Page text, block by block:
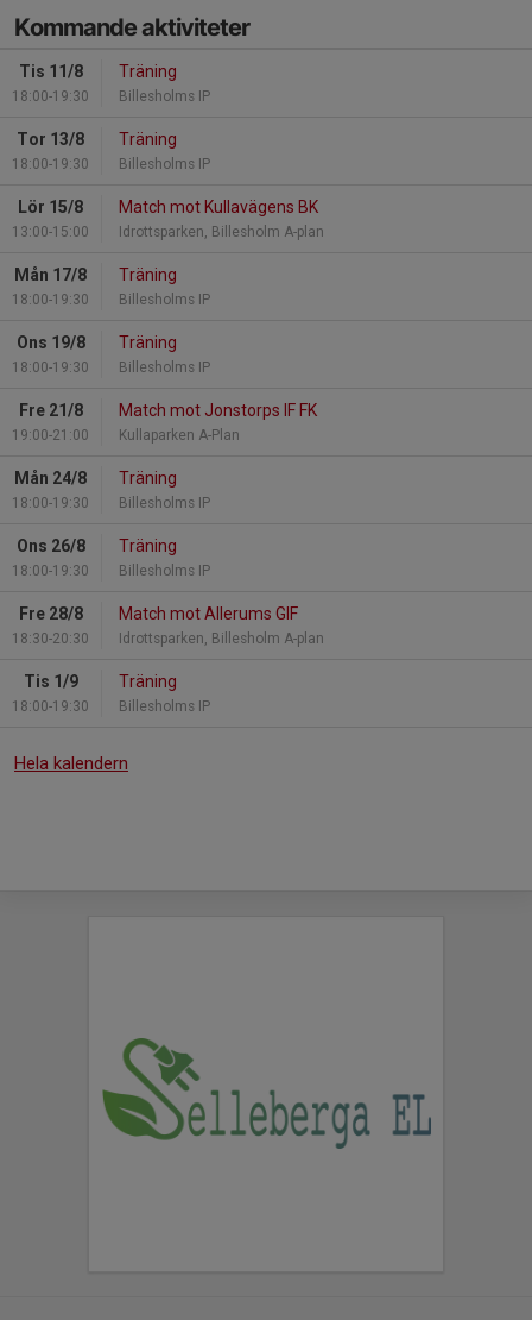
Kommande aktiviteter
Tis 11/8
18:00-19:30
Träning
Billesholms IP
Tor 13/8
18:00-19:30
Träning
Billesholms IP
Lör 15/8
13:00-15:00
Match mot Kullavägens BK
Idrottsparken, Billesholm A-plan
Mån 17/8
18:00-19:30
Träning
Billesholms IP
Ons 19/8
18:00-19:30
Träning
Billesholms IP
Fre 21/8
19:00-21:00
Match mot Jonstorps IF FK
Kullaparken A-Plan
Mån 24/8
18:00-19:30
Träning
Billesholms IP
Ons 26/8
18:00-19:30
Träning
Billesholms IP
Fre 28/8
18:30-20:30
Match mot Allerums GIF
Idrottsparken, Billesholm A-plan
Tis 1/9
18:00-19:30
Träning
Billesholms IP
Hela kalendern